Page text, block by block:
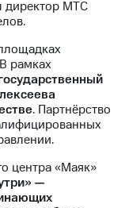
директор МТС
рамках
. Партнёрство
центра «Маяк»
—